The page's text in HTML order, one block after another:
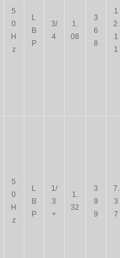
5
0
H
z
L
B
P
3/
4
1.
08
3
6
8
1
2.
1
1
5
0
H
z
L
B
P
1/
3
+
1.
32
3
9
9
7.
3
7